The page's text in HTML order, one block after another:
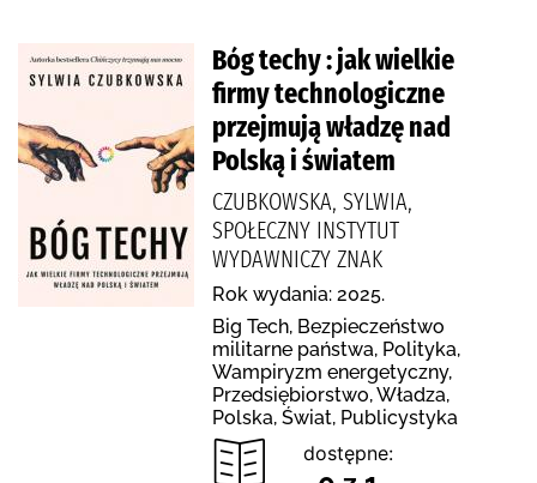
Bóg techy : jak wielkie
firmy technologiczne
przejmują władzę nad
Polską i światem
CZUBKOWSKA, SYLWIA,
SPOŁECZNY INSTYTUT
WYDAWNICZY ZNAK
Rok wydania: 2025.
Big Tech, Bezpieczeństwo
militarne państwa, Polityka,
Wampiryzm energetyczny,
Przedsiębiorstwo, Władza,
Polska, Świat, Publicystyka
dostępne: